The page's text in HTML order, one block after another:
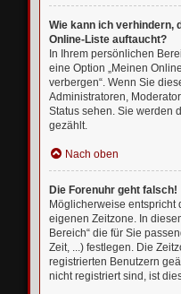
Wie kann ich verhindern,
Online-Liste auftaucht?
In Ihrem persönlichen
eine Option „Meinen
verbergen“. Wenn Sie
Administratoren,
Status sehen. Sie werden
gezählt.
Nach oben
Die Forenuhr geht falsch!
Möglicherweise entspricht
eigenen Zeitzone. In
Bereich“ die für Sie
Zeit, ...) festlegen. Die
registrierten Benutzern
nicht registriert sind, ist